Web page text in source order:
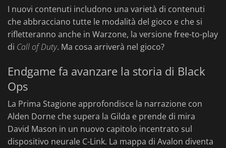
I nuovi contenuti includono una varietà di contenuti
che abbracciano tutte le modalità del gioco e che si
rifletteranno anche in Warzone, la versione free-to-play
di Call of Duty. Ma cosa arriverà nel gioco?
Endgame fa avanzare la storia di Black
Ops
La Prima Stagione approfondisce la narrazione con
Alden Dorne che supera la Gilda e prende di mira
David Mason in un nuovo capitolo incentrato sul
dispositivo neurale C-Link. La mappa di Avalon diventa